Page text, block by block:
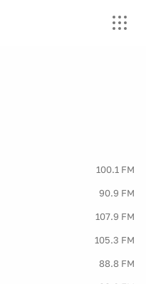
100.1 FM
90.9 FM
107.9 FM
105.3 FM
88.8 FM